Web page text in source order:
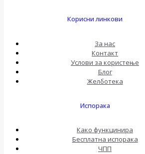
Корисни линкови
За нас
Контакт
Услови за користење
Блог
Желботека
Испорака
Како функцинира
Бесплатна испорака
ЧПП